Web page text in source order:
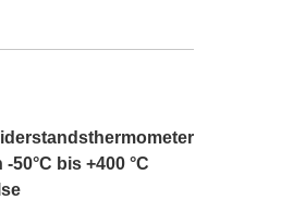
50°C bis +400 °C